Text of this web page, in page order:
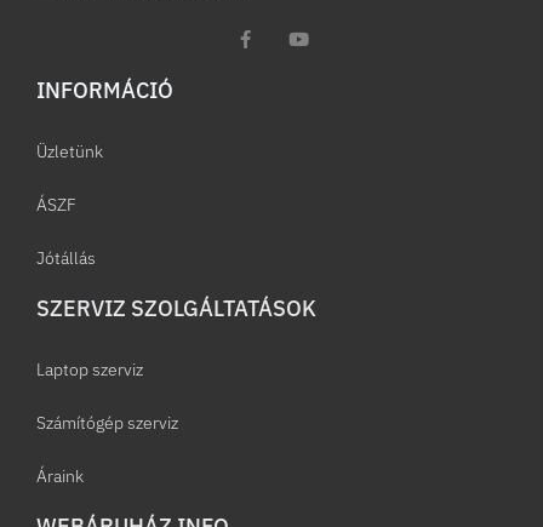
INFORMÁCIÓ​
Üzletünk
ÁSZF
Jótállás
SZERVIZ SZOLGÁLTATÁSOK
Laptop szerviz
Számítógép szerviz
Áraink